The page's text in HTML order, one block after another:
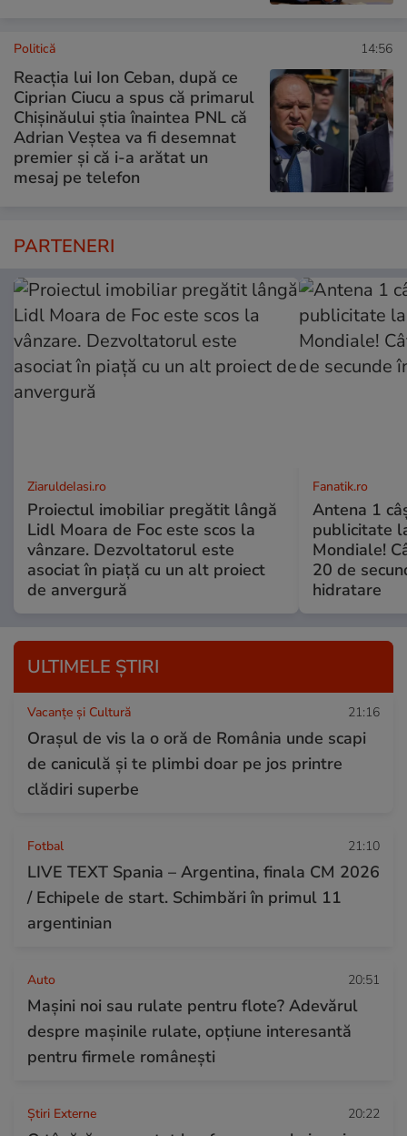
Politică 14:56
Reacția lui Ion Ceban, după ce
Ciprian Ciucu a spus că primarul
Chișinăului știa înaintea PNL că
Adrian Veștea va fi desemnat
premier și că i-a arătat un
mesaj pe telefon
PARTENERI
ZiaruldeIasi.ro
Proiectul imobiliar pregătit lângă
Lidl Moara de Foc este scos la
vânzare. Dezvoltatorul este
asociat în piață cu un alt proiect
de anvergură
Fanatik.ro
Antena 1
publicitate
Mondiale!
20 de
hidratare
ULTIMELE ȘTIRI
Vacanțe și Cultură 21:16
Orașul de vis la o oră de România unde scapi
de caniculă și te plimbi doar pe jos printre
clădiri superbe
Fotbal 21:10
LIVE TEXT Spania – Argentina, finala CM 2026
/ Echipele de start. Schimbări în primul 11
argentinian
Auto 20:51
Mașini noi sau rulate pentru flote? Adevărul
despre mașinile rulate, opțiune interesantă
pentru firmele românești
Știri Externe 20:22